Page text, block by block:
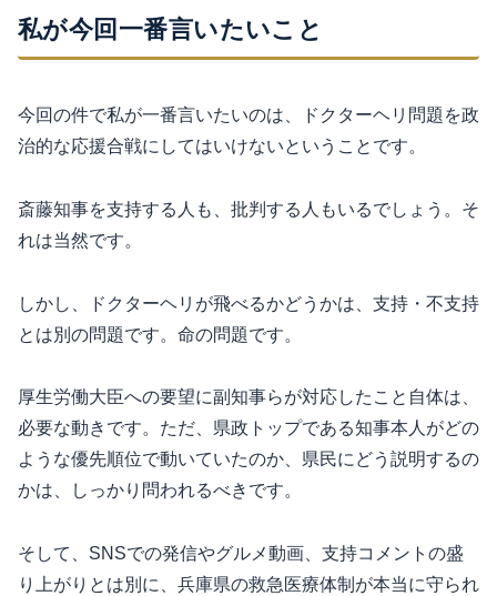
私が今回一番言いたいこと
今回の件で私が一番言いたいのは、ドクターヘリ問題を政
治的な応援合戦にしてはいけないということです。
斎藤知事を支持する人も、批判する人もいるでしょう。そ
れは当然です。
しかし、ドクターヘリが飛べるかどうかは、支持・不支持
とは別の問題です。命の問題です。
厚生労働大臣への要望に副知事らが対応したこと自体は、
必要な動きです。ただ、県政トップである知事本人がどの
ような優先順位で動いていたのか、県民にどう説明するの
かは、しっかり問われるべきです。
そして、SNSでの発信やグルメ動画、支持コメントの盛
り上がりとは別に、兵庫県の救急医療体制が本当に守られ